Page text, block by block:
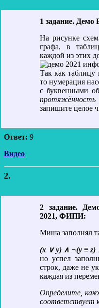
1 задание.
На рисунке
графа, в
каждой из этих
Так как таблицу
то нумерация
с буквенными
протяжённость
запишите целое
Ответ: 9
Видео
2.
2 задание.
2021, ФИПИ:
Миша заполнял
(x ∨ y) ∧ ¬(y ≡ z)
но успел
строк, даже не
каждая из
Определите,
соответствует